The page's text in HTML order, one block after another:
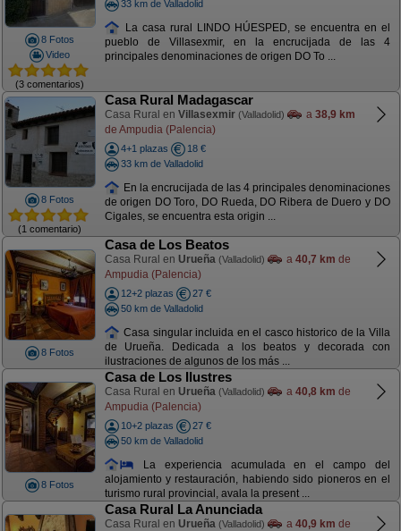
8 Fotos
Video
(3 comentarios)
33 km de Valladolid
La casa rural LINDO HÚESPED, se encuentra en el
pueblo de Villasexmir, en la encrucijada de las 4
principales denominaciones de origen DO To ...
8 Fotos
(1 comentario)
Casa Rural Madagascar
Casa Rural en Villasexmir (Valladolid) a 38,9 km
de Ampudia (Palencia)
4+1 plazas
18 €
33 km de Valladolid
En la encrucijada de las 4 principales denominaciones
de origen DO Toro, DO Rueda, DO Ribera de Duero y DO
Cigales, se encuentra esta origin ...
8 Fotos
Casa de Los Beatos
Casa Rural en Urueña (Valladolid) a 40,7 km de
Ampudia (Palencia)
12+2 plazas
27 €
50 km de Valladolid
Casa singular incluida en el casco historico de la Villa
de Urueña. Dedicada a los beatos y decorada con
ilustraciones de algunos de los más ...
8 Fotos
Casa de Los Ilustres
Casa Rural en Urueña (Valladolid) a 40,8 km de
Ampudia (Palencia)
10+2 plazas
27 €
50 km de Valladolid
La experiencia acumulada en el campo del
alojamiento y restauración, habiendo sido pioneros en el
turismo rural provincial, avala la present ...
Casa Rural La Anunciada
Casa Rural en Urueña (Valladolid) a 40,9 km de